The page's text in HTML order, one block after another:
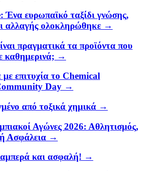
ευρωπαϊκό ταξίδι γνώσης,
αλλαγής ολοκληρώθηκε →
πραγματικά τα προϊόντα που
καθημερινά; →
επιτυχία το Chemical
Day →
από τοξικά χημικά →
Αγώνες 2026: Αθλητισμός,
Ασφάλεια →
και ασφαλή! →